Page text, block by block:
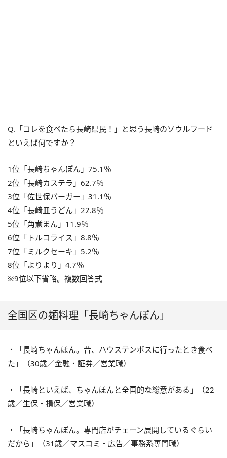
Q.「コレを食べたら長崎県民！」と思う長崎のソウルフード
といえば何ですか？
1位「長崎ちゃんぽん」75.1％
2位「長崎カステラ」62.7％
3位「佐世保バーガー」31.1％
4位「長崎皿うどん」22.8％
5位「角煮まん」11.9％
6位「トルコライス」8.8％
7位「ミルクセーキ」5.2％
8位「よりより」4.7％
※9位以下省略。複数回答式
全国区の麺料理「長崎ちゃんぽん」
・「長崎ちゃんぽん。昔、ハウステンボスに行ったとき食べ
た」（30歳／金融・証券／営業職）
・「長崎といえば、ちゃんぽんと全国的な総意がある」（22
歳／生保・損保／営業職）
・「長崎ちゃんぽん。専門店がチェーン展開しているぐらい
だから」（31歳／マスコミ・広告／事務系専門職）